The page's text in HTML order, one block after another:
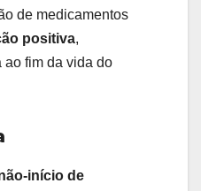
de medicamentos
positiva,
ao fim da vida do
início de